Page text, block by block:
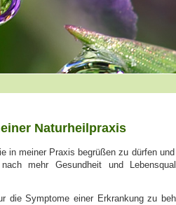
Naturheilpraxis
in meiner Praxis begrüßen zu dürfen
mehr Gesundheit und
die Symptome einer Erkrankung zu